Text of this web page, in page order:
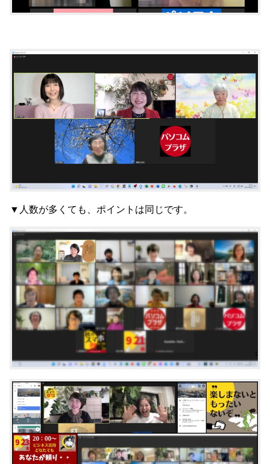
▼人数が多くても、ポイントは同じです。